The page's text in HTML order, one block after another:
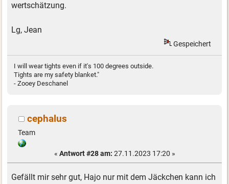
wertschätzung.
Lg, Jean
Gespeichert
I will wear tights even if it's 100 degrees outside.
Tights are my safety blanket."
- Zooey Deschanel
cephalus
Team
« Antwort #28 am: 27.11.2023 17:20 »
Gefällt mir sehr gut, Hajo nur mit dem Jäckchen kann ich